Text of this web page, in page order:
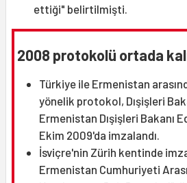
ettiği" belirtilmişti.
2008 protokolü ortada
Türkiye ile Ermenistan
yönelik protokol, Dışişleri
Ermenistan Dışişleri Bakanı
Ekim 2009'da imzalandı.
İsviçre'nin Zürih kentinde
Ermenistan Cumhuriyeti